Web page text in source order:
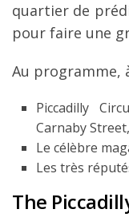
quartier de
pour faire une
Au programme,
Piccadilly
Carnaby
Le célèbre
Les très
The